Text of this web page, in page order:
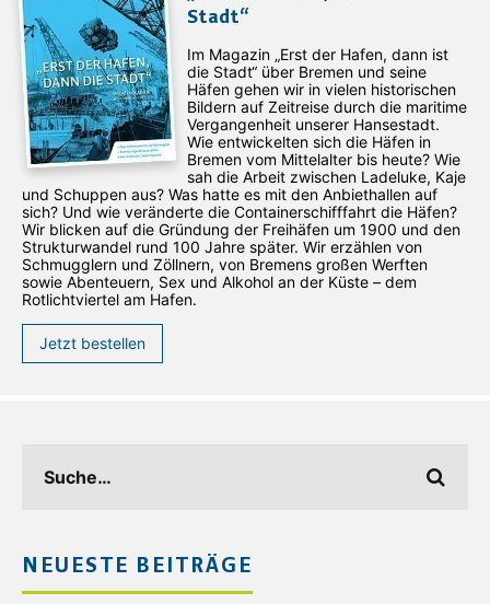
Stadt“
Im Magazin „Erst der Hafen, dann ist
die Stadt“ über Bremen und seine
Häfen gehen wir in vielen historischen
Bildern auf Zeitreise durch die maritime
Vergangenheit unserer Hansestadt.
Wie entwickelten sich die Häfen in
Bremen vom Mittelalter bis heute? Wie
sah die Arbeit zwischen Ladeluke, Kaje
und Schuppen aus? Was hatte es mit den Anbiethallen auf
sich? Und wie veränderte die Containerschifffahrt die Häfen?
Wir blicken auf die Gründung der Freihäfen um 1900 und den
Strukturwandel rund 100 Jahre später. Wir erzählen von
Schmugglern und Zöllnern, von Bremens großen Werften
sowie Abenteuern, Sex und Alkohol an der Küste – dem
Rotlichtviertel am Hafen.
Jetzt bestellen
NEUESTE BEITRÄGE